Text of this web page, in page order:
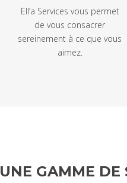
Ell’a Services vous permet
de vous consacrer
sereinement à ce que vous
aimez.
UNE GAMME DE